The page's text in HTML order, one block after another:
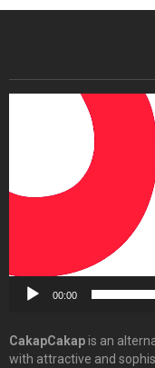
00:00
CakapCakapis an
with attractive and